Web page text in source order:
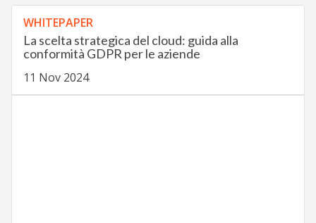
WHITEPAPER
La scelta strategica del cloud: guida alla
conformità GDPR per le aziende
11 Nov 2024